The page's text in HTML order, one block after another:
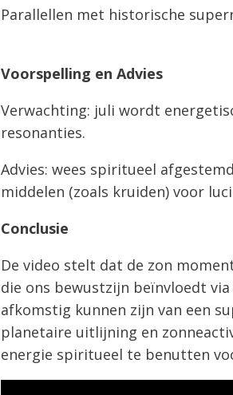
Parallellen met historische
Voorspelling en Advies
Verwachting: juli wordt
resonanties.
Advies: wees spiritueel
middelen (zoals kruiden) voor
Conclusie
De video stelt dat de zon
die ons bewustzijn beïnvloedt
afkomstig kunnen zijn van een
planetaire uitlijning en
energie spiritueel te benutten